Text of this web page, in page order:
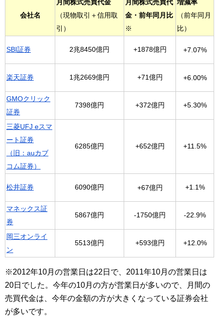
会社名
月間株式売買代金
（現物取引＋信用取
引）
月間株式売買代
金・前年同月比
※
増減率
（前年同月
比）
SBI証券 2兆8450億円 +1878億円 +7.07%
楽天証券 1兆2669億円 +71億円 +6.00%
GMOクリック
証券
7398億円 +372億円 +5.30%
三菱UFJ eスマ
ート証券
（旧：auカブ
コム証券）
6285億円 +652億円 +11.5%
松井証券 6090億円 +67億円 +1.1%
マネックス証
券
5867億円 -1750億円 -22.9%
岡三オンライ
ン
5513億円 +593億円 +12.0%
※2012年10月の営業日は22日で、2011年10月の営業日は
20日でした。今年の10月の方が営業日が多いので、月間の
売買代金は、今年の金額の方が大きくなっている証券会社
が多いです。